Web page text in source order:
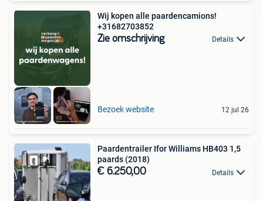
Wij kopen alle paardencamions!
+31682703852
Zie omschrijving Details
Bezoek website 12 jul 26
Paardentrailer Ifor Williams HB403 1,5
paards (2018)
€ 6.250,00 Details